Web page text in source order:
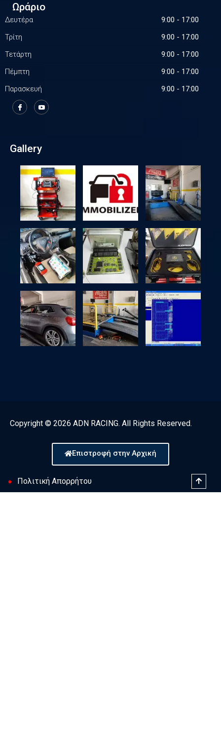
Ωράριο
Δευτέρα
9:00 - 17:00
Τρίτη
9:00 - 17:00
Τετάρτη
9:00 - 17:00
Πέμπτη
9:00 - 17:00
Παρασκευή
9:00 - 17:00
Gallery
Copyright © 2026 ADN RACING. All Rights Reserved.
Επιστροφή στην Αρχική
Πολιτική Απορρήτου